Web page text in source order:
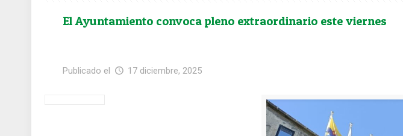
El Ayuntamiento convoca pleno extraordinario este viernes
Publicado el 17 diciembre, 2025